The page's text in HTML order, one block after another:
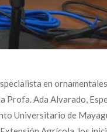
en
Profa. Ada Alvarado,
Universitario de